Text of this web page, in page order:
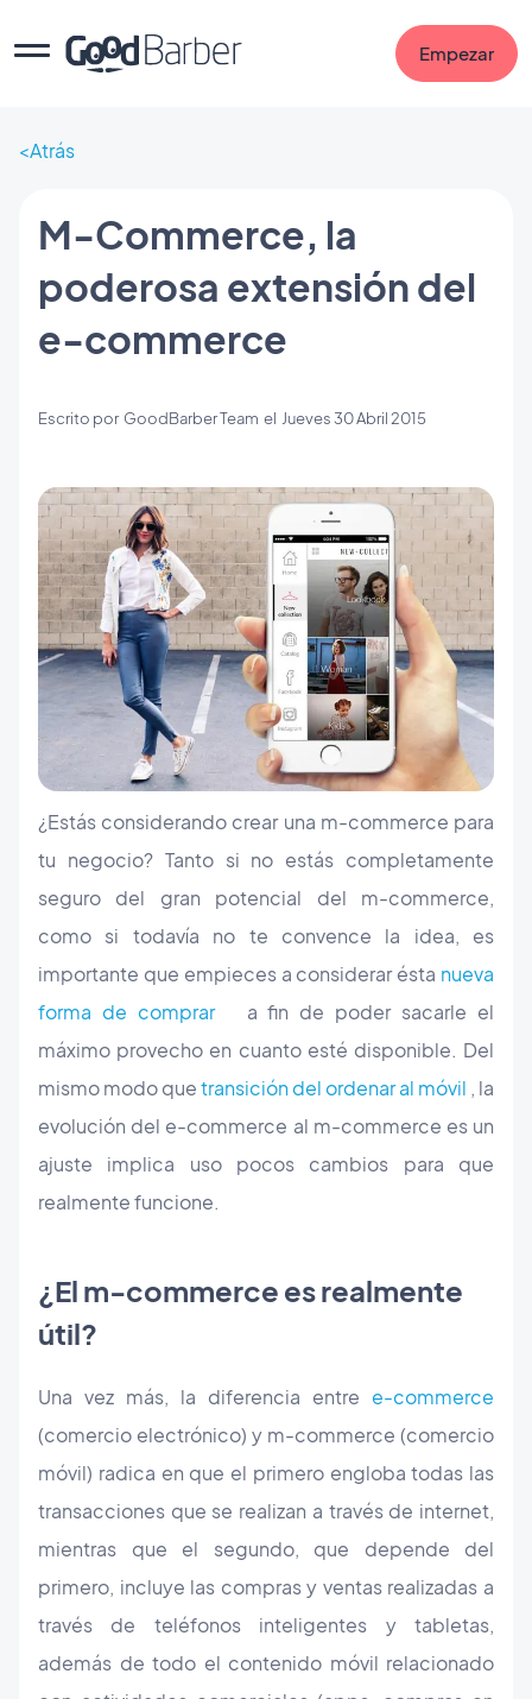
Empezar
Atrás
M-Commerce, la
poderosa extensión del
e-commerce
Escrito por GoodBarber Team el Jueves 30 Abril 2015
¿Estás considerando crear una m-commerce para
tu negocio? Tanto si no estás completamente
seguro del gran potencial del m-commerce,
como si todavía no te convence la idea, es
importante que empieces a considerar ésta nueva
forma de comprar
a fin de poder sacarle el
máximo provecho en cuanto esté disponible. Del
mismo modo quetransición del ordenar al móvil , la
evolución del e-commerce al m-commerce es un
ajuste implica uso pocos cambios para que
realmente funcione.
¿El m-commerce es realmente
útil?
Una vez más, la diferencia entre e-commerce
(comercio electrónico) y m-commerce (comercio
móvil) radica en que el primero engloba todas las
transacciones que se realizan a través de internet,
mientras que el segundo, que depende del
primero, incluye las compras y ventas realizadas a
través de teléfonos inteligentes y tabletas,
además de todo el contenido móvil relacionado